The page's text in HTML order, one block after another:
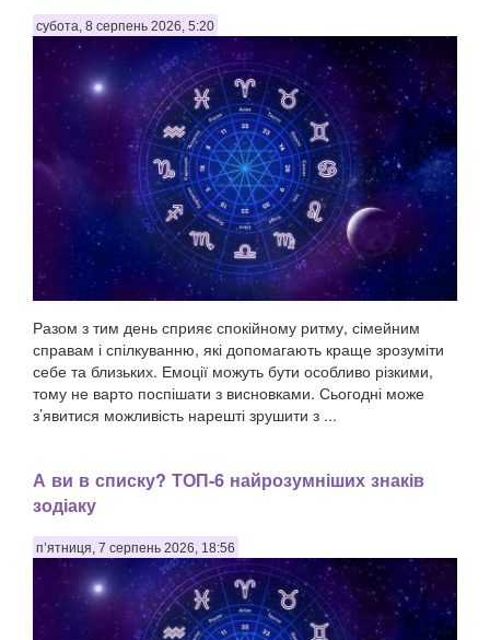
субота, 8 серпень 2026, 5:20
Разом з тим день сприяє спокійному ритму, сімейним
справам і спілкуванню, які допомагають краще зрозуміти
себе та близьких. Емоції можуть бути особливо різкими,
тому не варто поспішати з висновками. Сьогодні може
з’явитися можливість нарешті зрушити з ...
А ви в списку? ТОП-6 найрозумніших знаків
зодіаку
п’ятниця, 7 серпень 2026, 18:56